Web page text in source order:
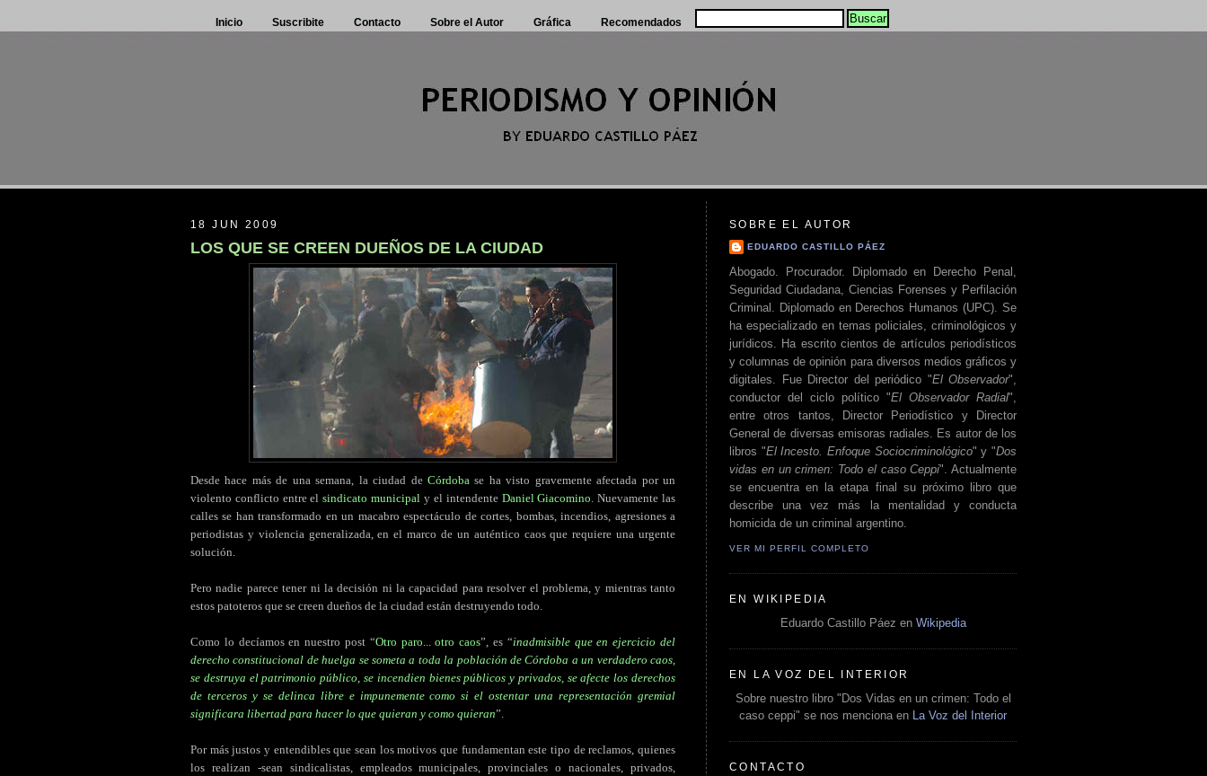
Inicio Suscribite Contacto Sobre el Autor Gráfica Recomendados
18 JUN 2009
LOS QUE SE CREEN DUEÑOS DE LA CIUDAD
Desde hace más de una semana, la ciudad de Córdobase ha visto gravemente afectada por un
violento conflicto entre elsindicato municipal y el intendente Daniel Giacomino. Nuevamente las
calles se han transformado en un macabro espectáculo de cortes, bombas, incendios, agresiones a
periodistas y violencia generalizada, en el marco de un auténtico caos que requiere una urgente
solución.
Pero nadie parece tener ni la decisión ni la capacidad para resolver el problema, y mientras tanto
estos patoteros que se creen dueños de la ciudad están destruyendo todo.
Como lo decíamos en nuestro post “Otro paro... otro caos”, es “inadmisible que en ejercicio del
derecho constitucional de huelga se someta a toda la población de Córdoba a un verdadero caos,
se destruya el patrimonio público, se incendien bienes públicos y privados, se afecte los derechos
de terceros y se delinca libre e impunemente como si el ostentar una representación gremial
significara libertad para hacer lo que quieran y como quieran”.
Por más justos y entendibles que sean los motivos que fundamentan este tipo de reclamos, quienes
los realizan -sean sindicalistas, empleados municipales, provinciales o nacionales, privados,
SOBRE EL AUTOR
EDUARDO CASTILLO PÁEZ
Abogado. Procurador. Diplomado en Derecho Penal,
Seguridad Ciudadana, Ciencias Forenses y Perfilación
Criminal. Diplomado en Derechos Humanos (UPC). Se
ha especializado en temas policiales, criminológicos y
jurídicos. Ha escrito cientos de artículos periodísticos
y columnas de opinión para diversos medios gráficos y
digitales. Fue Director del periódico "El Observador",
conductor del ciclo político "El Observador Radial",
entre otros tantos, Director Periodístico y Director
General de diversas emisoras radiales. Es autor de los
libros "El Incesto. Enfoque Sociocriminológico" y "Dos
vidas en un crimen: Todo el caso Ceppi". Actualmente
se encuentra en la etapa final su próximo libro que
describe una vez más la mentalidad y conducta
homicida de un criminal argentino.
VER MI PERFIL COMPLETO
EN WIKIPEDIA
Eduardo Castillo Páez en Wikipedia
EN LA VOZ DEL INTERIOR
Sobre nuestro libro "Dos Vidas en un crimen: Todo el
caso ceppi" se nos menciona en
La Voz del Interior
CONTACTO